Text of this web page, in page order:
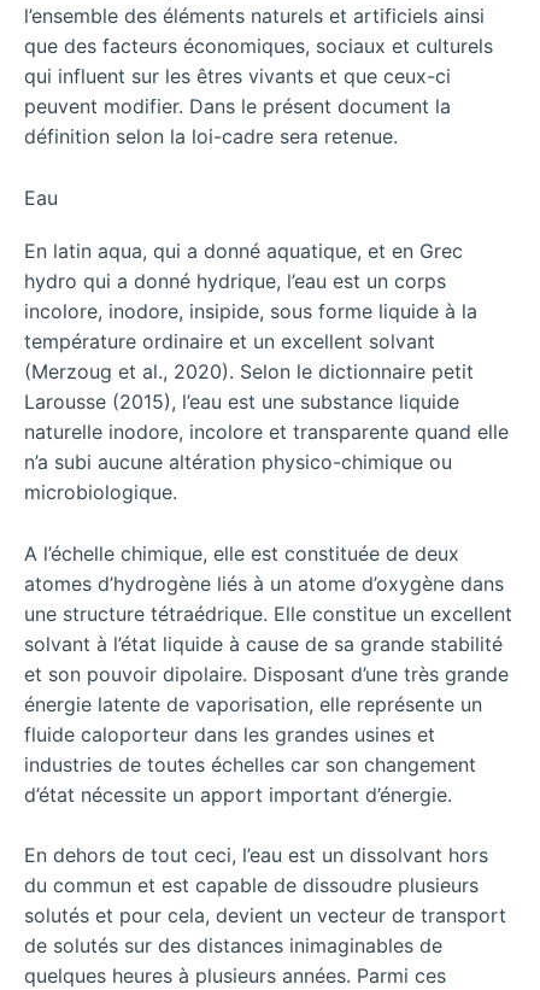
l’ensemble des éléments naturels et artificiels ainsi
que des facteurs économiques, sociaux et culturels
qui influent sur les êtres vivants et que ceux-ci
peuvent modifier. Dans le présent document la
définition selon la loi-cadre sera retenue.
Eau
En latin aqua, qui a donné aquatique, et en Grec
hydro qui a donné hydrique, l’eau est un corps
incolore, inodore, insipide, sous forme liquide à la
température ordinaire et un excellent solvant
(Merzoug et al., 2020). Selon le dictionnaire petit
Larousse (2015), l’eau est une substance liquide
naturelle inodore, incolore et transparente quand elle
n’a subi aucune altération physico-chimique ou
microbiologique.
A l’échelle chimique, elle est constituée de deux
atomes d’hydrogène liés à un atome d’oxygène dans
une structure tétraédrique. Elle constitue un excellent
solvant à l’état liquide à cause de sa grande stabilité
et son pouvoir dipolaire. Disposant d’une très grande
énergie latente de vaporisation, elle représente un
fluide caloporteur dans les grandes usines et
industries de toutes échelles car son changement
d’état nécessite un apport important d’énergie.
En dehors de tout ceci, l’eau est un dissolvant hors
du commun et est capable de dissoudre plusieurs
solutés et pour cela, devient un vecteur de transport
de solutés sur des distances inimaginables de
quelques heures à plusieurs années. Parmi ces